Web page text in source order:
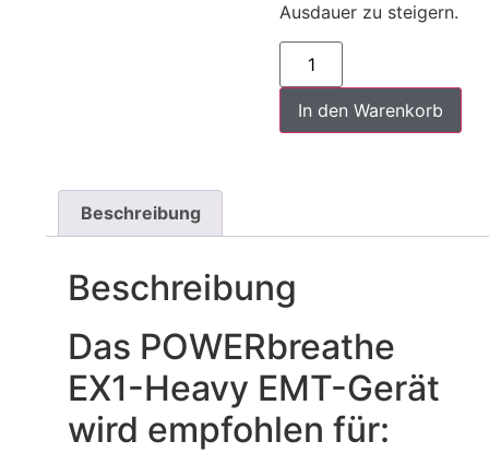
Ausdauer zu steigern.
In den Warenkorb
Beschreibung
Beschreibung
Das POWERbreathe
EX1-Heavy EMT-Gerät
wird empfohlen für: